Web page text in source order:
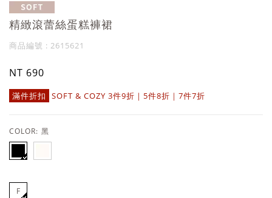
精緻滾蕾絲蛋糕褲裙
商品編號 : 2615621
NT 690
滿件折扣 SOFT & COZY 3件9折｜5件8折｜7件7折
COLOR: 黑
F